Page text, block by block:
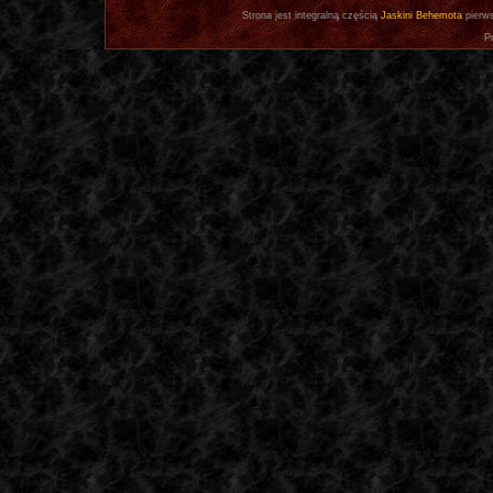
Strona jest integralną częścią Jaskini Behemota